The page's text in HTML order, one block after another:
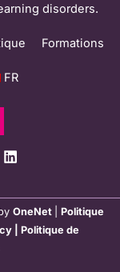
disorders.
Formations
FR
OneNet
Politique
| Politique de